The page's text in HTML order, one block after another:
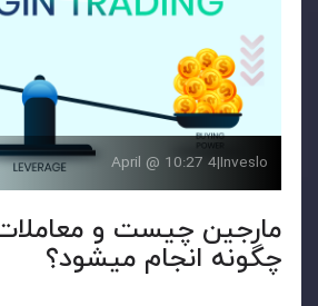
Inveslo
|
4 April @ 10:27
مارجین چیست و
چگونه انجام میشود؟